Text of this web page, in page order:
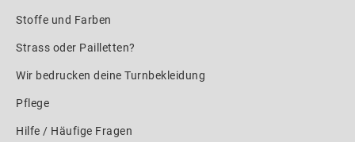
Stoffe und Farben
Strass oder Pailletten?
Wir bedrucken deine Turnbekleidung
Pflege
Hilfe / Häufige Fragen